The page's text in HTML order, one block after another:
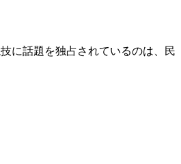
に話題を独占されているのは、民